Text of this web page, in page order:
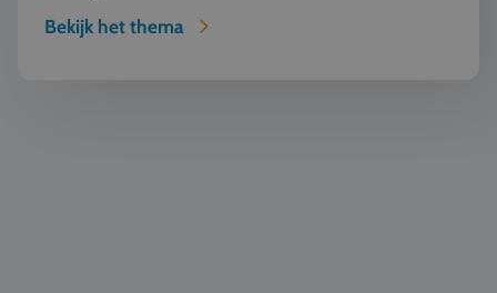
machine ziet, l...
Bekijk het thema